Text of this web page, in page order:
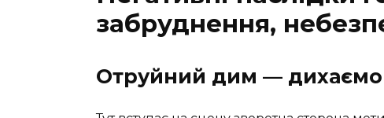
забруднення,
Отруйний дим —